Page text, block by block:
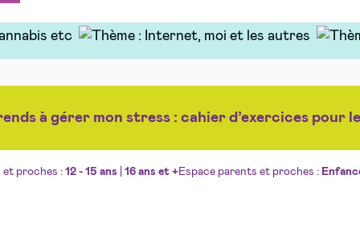
à gérer mon stress : cahier d’exercices pour
et proches : 12 - 15 ans 16 ans et +Espace parents et proches :